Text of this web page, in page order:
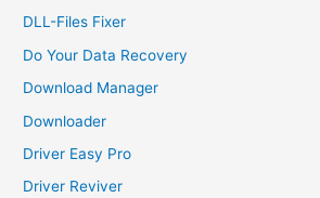
DLL-Files Fixer
Do Your Data Recovery
Download Manager
Downloader
Driver Easy Pro
Driver Reviver